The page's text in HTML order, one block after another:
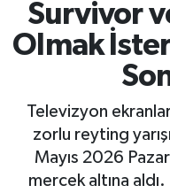
Survivor
Olmak İster
Televizyon
zorlu reyting
Mayıs 2026
mercek altına aldı.